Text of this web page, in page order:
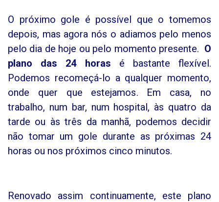
O próximo gole é possível que o tomemos
depois, mas agora nós o adiamos pelo menos
pelo dia de hoje ou pelo momento presente. O
plano das 24 horas é bastante flexível.
Podemos recomeçá-lo a qualquer momento,
onde quer que estejamos. Em casa, no
trabalho, num bar, num hospital, às quatro da
tarde ou às três da manhã, podemos decidir
não tomar um gole durante as próximas 24
horas ou nos próximos cinco minutos.
Renovado assim continuamente, este plano